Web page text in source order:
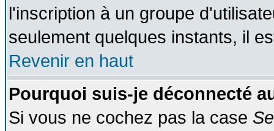
l'inscription à un groupe
seulement quelques instants, il
Revenir en haut
Pourquoi suis-je déconnecté
Si vous ne cochez pas la case